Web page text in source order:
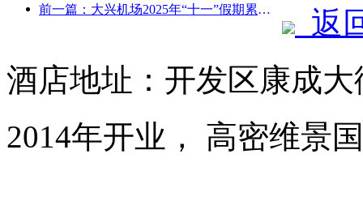
前一篇：大兴机场2025年“十一”假期累计运送旅客130万余人次
返
酒店地址：开发区康成
2014年开业， 高密维